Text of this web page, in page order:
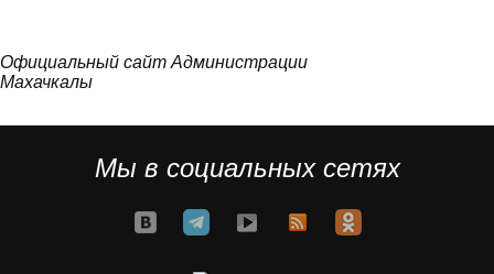
Официальный сайт Администрации
Махачкалы
Мы в социальных сетях